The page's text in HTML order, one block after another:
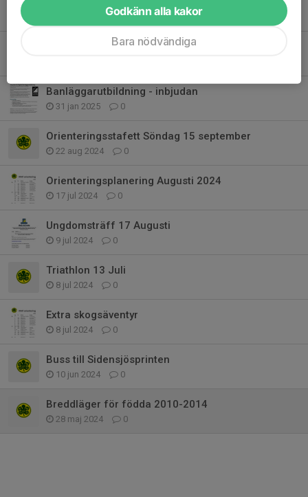
0
Orienteringens upptaktsträff
Banläggarutbildning - inbjudan
31 jan 2025 0
Orienteringsstafett Söndag 15 september
22 aug 2024 0
Orienteringsplanering Augusti 2024
17 jul 2024 0
Ungdomsträff 17 Augusti
9 jul 2024 0
Triathlon 13 Juli
8 jul 2024 0
Extra skogsäventyr
8 jul 2024 0
Buss till Sidensjösprinten
10 jun 2024 0
Breddläger för födda 2010-2014
28 maj 2024 0
Godkänn alla kakor
Bara nödvändiga